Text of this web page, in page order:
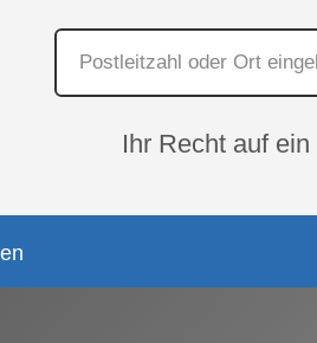
Ihr Recht auf ein